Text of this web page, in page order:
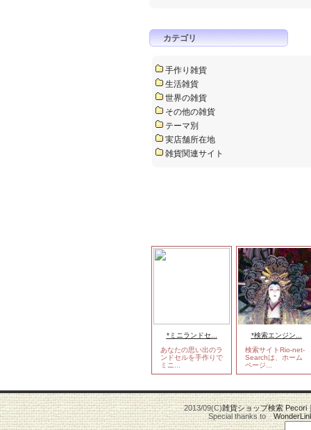
カテゴリ
手作り雑貨
生活雑貨
世界の雑貨
その他の雑貨
テーマ別
実店舗所在地
雑貨関連サイト
*ミニランドセ...
あなたの思い出のラ
ンドセルを手作りで
ミニ...
*検索エンジン...
検索サイトRio-net-
Searchは、ホーム
ページ...
2013/09(C)雑貨ショップ検索 Pecori
Special thanks to